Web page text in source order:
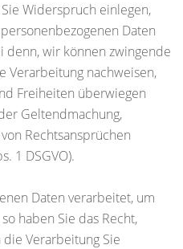
Widerspruch einlegen,
Daten
denn, wir können zwingende
Verarbeitung nachweisen,
Freiheiten überwiegen
Geltendmachung,
Rechtsansprüchen
1 DSGVO).
Daten verarbeitet, um
haben Sie das Recht,
Verarbeitung Sie